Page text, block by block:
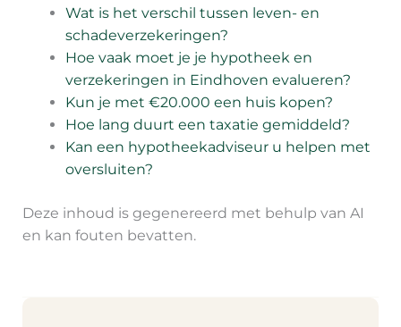
Wat is het verschil tussen leven- en
schadeverzekeringen?
Hoe vaak moet je je hypotheek en
verzekeringen in Eindhoven evalueren?
Kun je met €20.000 een huis kopen?
Hoe lang duurt een taxatie gemiddeld?
Kan een hypotheekadviseur u helpen met
oversluiten?
Deze inhoud is gegenereerd met behulp van AI
en kan fouten bevatten.